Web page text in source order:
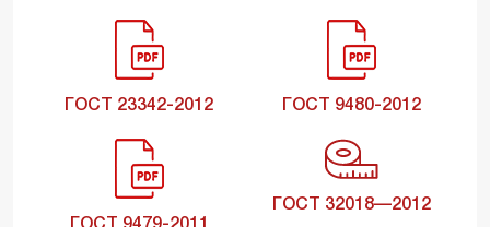
ГОСТ 23342-2012 ГОСТ 9480-2012
ГОСТ 32018—2012